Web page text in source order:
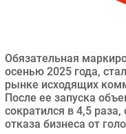
Здоровье
РАЗДЕЛЫ
Обязательная
осенью 2025 года,
рынке исходящих
После ее запуска
сократился в 4,5
отказа бизнеса от